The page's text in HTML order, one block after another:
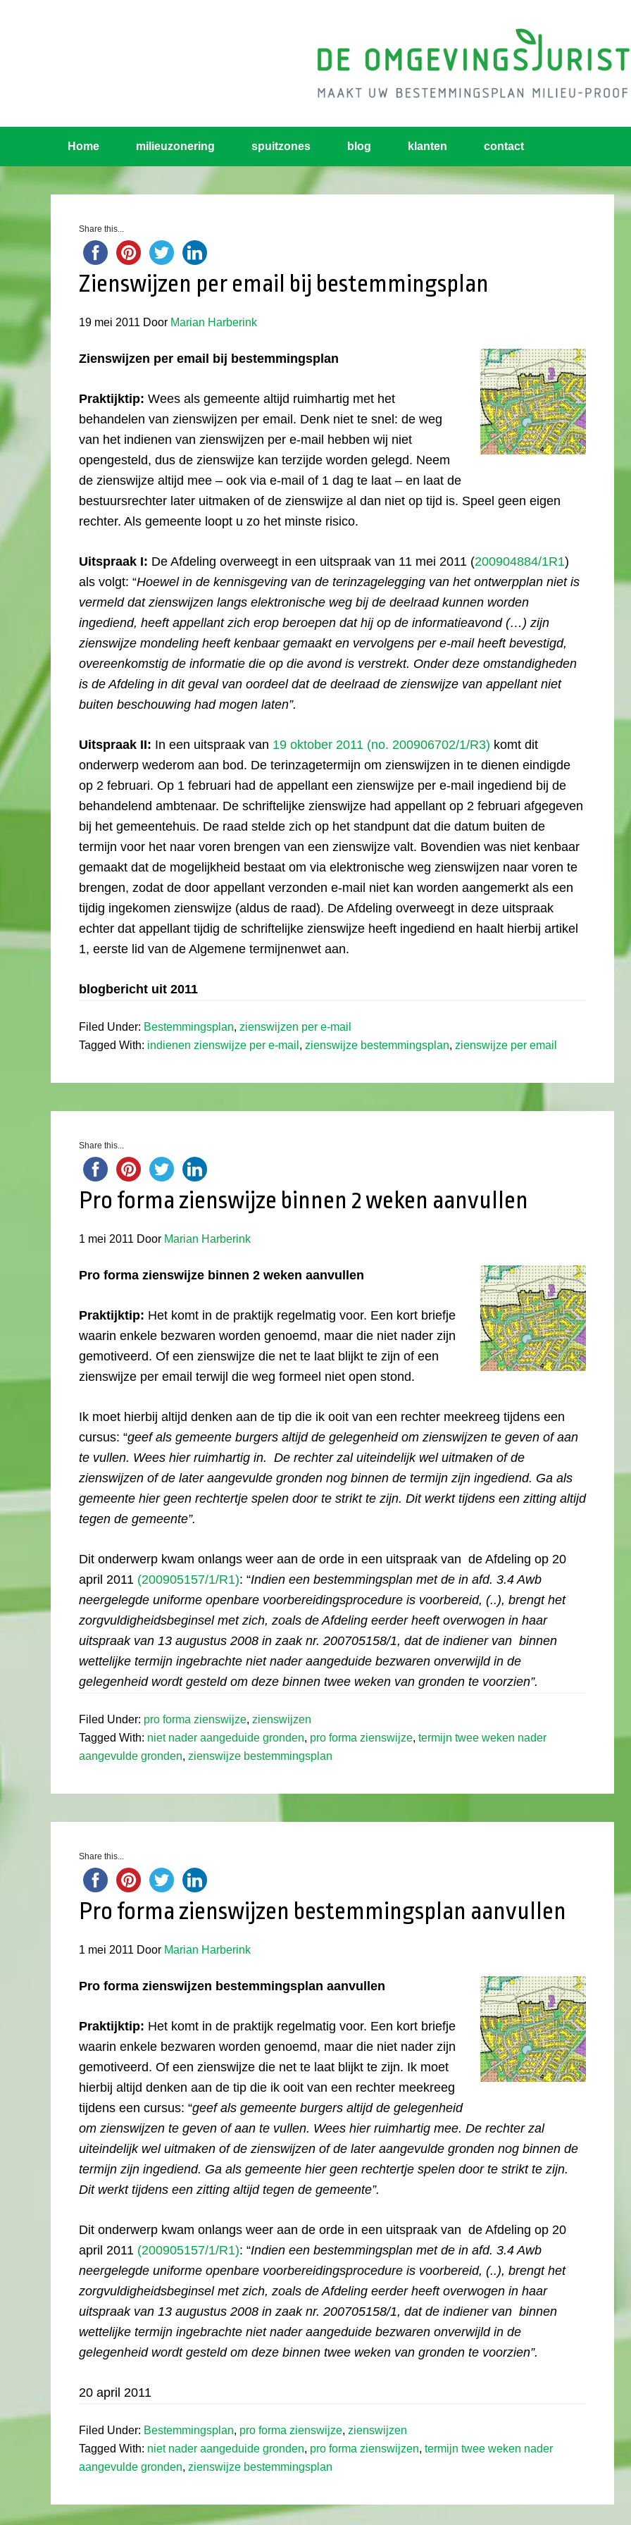
Home milieuzonering spuitzones blog klanten contact
Share this...
Zienswijzen per email bij bestemmingsplan
19 mei 2011 Door Marian Harberink
Zienswijzen per email bij bestemmingsplan
Praktijktip: Wees als gemeente altijd ruimhartig met het
behandelen van zienswijzen per email. Denk niet te snel: de weg
van het indienen van zienswijzen per e-mail hebben wij niet
opengesteld, dus de zienswijze kan terzijde worden gelegd. Neem
de zienswijze altijd mee – ook via e-mail of 1 dag te laat – en laat de
bestuursrechter later uitmaken of de zienswijze al dan niet op tijd is. Speel geen eigen
rechter. Als gemeente loopt u zo het minste risico.
Uitspraak I: De Afdeling overweegt in een uitspraak van 11 mei 2011 (200904884/1R1)
als volgt: “Hoewel in de kennisgeving van de terinzagelegging van het ontwerpplan niet is
vermeld dat zienswijzen langs elektronische weg bij de deelraad kunnen worden
ingediend, heeft appellant zich erop beroepen dat hij op de informatieavond (…) zijn
zienswijze mondeling heeft kenbaar gemaakt en vervolgens per e-mail heeft bevestigd,
overeenkomstig de informatie die op die avond is verstrekt. Onder deze omstandigheden
is de Afdeling in dit geval van oordeel dat de deelraad de zienswijze van appellant niet
buiten beschouwing had mogen laten”.
Uitspraak II: In een uitspraak van 19 oktober 2011 (no. 200906702/1/R3) komt dit
onderwerp wederom aan bod. De terinzagetermijn om zienswijzen in te dienen eindigde
op 2 februari. Op 1 februari had de appellant een zienswijze per e-mail ingediend bij de
behandelend ambtenaar. De schriftelijke zienswijze had appellant op 2 februari afgegeven
bij het gemeentehuis. De raad stelde zich op het standpunt dat die datum buiten de
termijn voor het naar voren brengen van een zienswijze valt. Bovendien was niet kenbaar
gemaakt dat de mogelijkheid bestaat om via elektronische weg zienswijzen naar voren te
brengen, zodat de door appellant verzonden e-mail niet kan worden aangemerkt als een
tijdig ingekomen zienswijze (aldus de raad). De Afdeling overweegt in deze uitspraak
echter dat appellant tijdig de schriftelijke zienswijze heeft ingediend en haalt hierbij artikel
1, eerste lid van de Algemene termijnenwet aan.
blogbericht uit 2011
Filed Under: Bestemmingsplan, zienswijzen per e-mail
Tagged With: indienen zienswijze per e-mail , zienswijze bestemmingsplan, zienswijze per email
Share this...
Pro forma zienswijze binnen 2 weken aanvullen
1 mei 2011 Door Marian Harberink
Pro forma zienswijze binnen 2 weken aanvullen
Praktijktip: Het komt in de praktijk regelmatig voor. Een kort briefje
waarin enkele bezwaren worden genoemd, maar die niet nader zijn
gemotiveerd. Of een zienswijze die net te laat blijkt te zijn of een
zienswijze per email terwijl die weg formeel niet open stond.
Ik moet hierbij altijd denken aan de tip die ik ooit van een rechter meekreeg tijdens een
cursus: “geef als gemeente burgers altijd de gelegenheid om zienswijzen te geven of aan
te vullen. Wees hier ruimhartig in. De rechter zal uiteindelijk wel uitmaken of de
zienswijzen of de later aangevulde gronden nog binnen de termijn zijn ingediend. Ga als
gemeente hier geen rechtertje spelen door te strikt te zijn. Dit werkt tijdens een zitting altijd
tegen de gemeente”.
Dit onderwerp kwam onlangs weer aan de orde in een uitspraak van de Afdeling op 20
april 2011 (200905157/1/R1): “Indien een bestemmingsplan met de in afd. 3.4 Awb
neergelegde uniforme openbare voorbereidingsprocedure is voorbereid, (..), brengt het
zorgvuldigheidsbeginsel met zich, zoals de Afdeling eerder heeft overwogen in haar
uitspraak van 13 augustus 2008 in zaak nr. 200705158/1, dat de indiener van binnen
wettelijke termijn ingebrachte niet nader aangeduide bezwaren onverwijld in de
gelegenheid wordt gesteld om deze binnen twee weken van gronden te voorzien”.
Filed Under: pro forma zienswijze, zienswijzen
Tagged With: niet nader aangeduide gronden, pro forma zienswijze, termijn twee weken nader
aangevulde gronden, zienswijze bestemmingsplan
Share this...
Pro forma zienswijzen bestemmingsplan aanvullen
1 mei 2011 Door Marian Harberink
Pro forma zienswijzen bestemmingsplan aanvullen
Praktijktip: Het komt in de praktijk regelmatig voor. Een kort briefje
waarin enkele bezwaren worden genoemd, maar die niet nader zijn
gemotiveerd. Of een zienswijze die net te laat blijkt te zijn. Ik moet
hierbij altijd denken aan de tip die ik ooit van een rechter meekreeg
tijdens een cursus: “geef als gemeente burgers altijd de gelegenheid
om zienswijzen te geven of aan te vullen. Wees hier ruimhartig mee. De rechter zal
uiteindelijk wel uitmaken of de zienswijzen of de later aangevulde gronden nog binnen de
termijn zijn ingediend. Ga als gemeente hier geen rechtertje spelen door te strikt te zijn.
Dit werkt tijdens een zitting altijd tegen de gemeente”.
Dit onderwerp kwam onlangs weer aan de orde in een uitspraak van de Afdeling op 20
april 2011 (200905157/1/R1): “Indien een bestemmingsplan met de in afd. 3.4 Awb
neergelegde uniforme openbare voorbereidingsprocedure is voorbereid, (..), brengt het
zorgvuldigheidsbeginsel met zich, zoals de Afdeling eerder heeft overwogen in haar
uitspraak van 13 augustus 2008 in zaak nr. 200705158/1, dat de indiener van binnen
wettelijke termijn ingebrachte niet nader aangeduide bezwaren onverwijld in de
gelegenheid wordt gesteld om deze binnen twee weken van gronden te voorzien”.
20 april 2011
Filed Under: Bestemmingsplan, pro forma zienswijze, zienswijzen
Tagged With: niet nader aangeduide gronden, pro forma zienswijzen, termijn twee weken nader
aangevulde gronden, zienswijze bestemmingsplan